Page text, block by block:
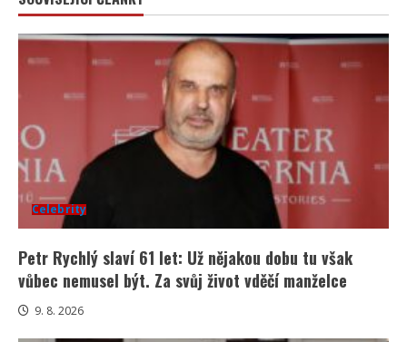
Celebrity
Petr Rychlý slaví 61 let: Už nějakou dobu tu však
vůbec nemusel být. Za svůj život vděčí manželce
9. 8. 2026